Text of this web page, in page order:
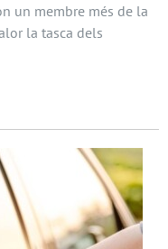
un membre més de la
la tasca dels